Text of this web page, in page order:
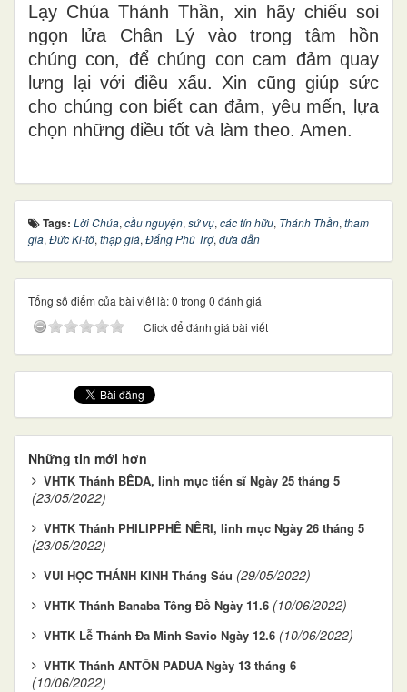
Lạy Chúa Thánh Thần, xin hãy chiếu soi
ngọn lửa Chân Lý vào trong tâm hồn
chúng con, để chúng con cam đảm quay
lưng lại với điều xấu. Xin cũng giúp sức
cho chúng con biết can đảm, yêu mến, lựa
chọn những điều tốt và làm theo. Amen.
Tags: Lời Chúa, cầu nguyện, sứ vụ, các tín hữu, Thánh Thần, tham
gia, Đức Ki-tô, thập giá, Đấng Phù Trợ, đưa dẫn
Tổng số điểm của bài viết là: 0 trong 0 đánh giá
Click để đánh giá bài viết
Những tin mới hơn
VHTK Thánh BÊDA, linh mục tiến sĩ Ngày 25 tháng 5
(23/05/2022)
VHTK Thánh PHILIPPHÊ NÊRI, linh mục Ngày 26 tháng 5
(23/05/2022)
VUI HỌC THÁNH KINH Tháng Sáu (29/05/2022)
VHTK Thánh Banaba Tông Đồ Ngày 11.6 (10/06/2022)
VHTK Lễ Thánh Đa Minh Savio Ngày 12.6 (10/06/2022)
VHTK Thánh ANTÔN PADUA Ngày 13 tháng 6
(10/06/2022)